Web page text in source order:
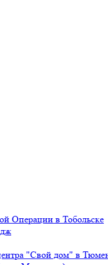
Операции в Тобольске
"Свой дом" в